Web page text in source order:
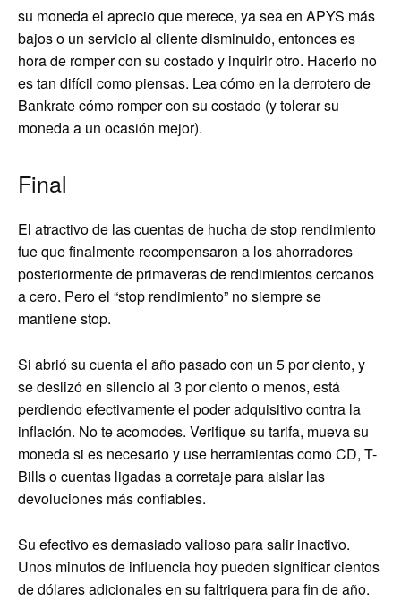
su moneda el aprecio que merece, ya sea en APYS más
bajos o un servicio al cliente disminuido, entonces es
hora de romper con su costado y inquirir otro. Hacerlo no
es tan difícil como piensas. Lea cómo en la derrotero de
Bankrate cómo romper con su costado (y tolerar su
moneda a un ocasión mejor).
Final
El atractivo de las cuentas de hucha de stop rendimiento
fue que finalmente recompensaron a los ahorradores
posteriormente de primaveras de rendimientos cercanos
a cero. Pero el “stop rendimiento” no siempre se
mantiene stop.
Si abrió su cuenta el año pasado con un 5 por ciento, y
se deslizó en silencio al 3 por ciento o menos, está
perdiendo efectivamente el poder adquisitivo contra la
inflación. No te acomodes. Verifique su tarifa, mueva su
moneda si es necesario y use herramientas como CD, T-
Bills o cuentas ligadas a corretaje para aislar las
devoluciones más confiables.
Su efectivo es demasiado valioso para salir inactivo.
Unos minutos de influencia hoy pueden significar cientos
de dólares adicionales en su faltriquera para fin de año.